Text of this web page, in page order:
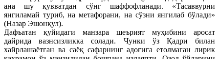
ана шу қувватдан сўнг шаффофланади. «Тасаввурни
янгиламай туриб, на метафорани, на сўзни янгилаб бўлади»
(Назар Эшонқул).
Дафъатан қуйидаги манзара шеърият муҳибини аросат
дайрида вазнсизликка солади. Чунки ўз Қадри билан
хайрлашаётган ва саёқ сафарнинг адоғига етолмаган лирик